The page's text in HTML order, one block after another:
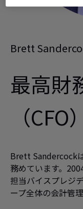
Brett
最高財
（CFO）
Brett Sandercock
務めています。
担当バイスプレジ
ープ全体の会計管